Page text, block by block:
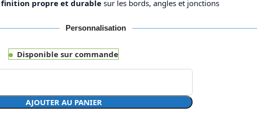
finition propre et durable sur les bords, angles et jonctions
Personnalisation
Disponible sur commande
AJOUTER AU PANIER